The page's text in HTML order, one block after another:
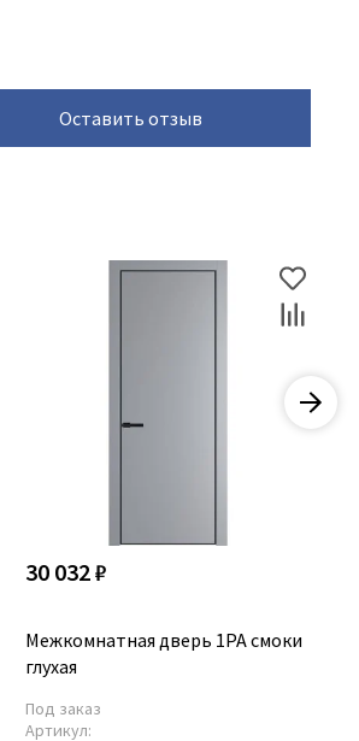
Оставить отзыв
30 032 ₽
Межкомнатная дверь 1PA смоки
глухая
Под заказ
Артикул: